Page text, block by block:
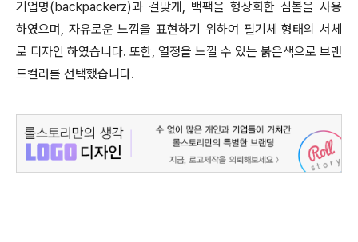
기업명(backpackerz)과 걸맞게, 백팩을 형상화한 심볼을 사용
하였으며, 자유로운 느낌을 표현하기 위하여 필기체 형태의 서체
로 디자인 하였습니다. 또한, 열정을 느낄 수 있는 붉은색으로 브랜
드컬러를 선택했습니다.